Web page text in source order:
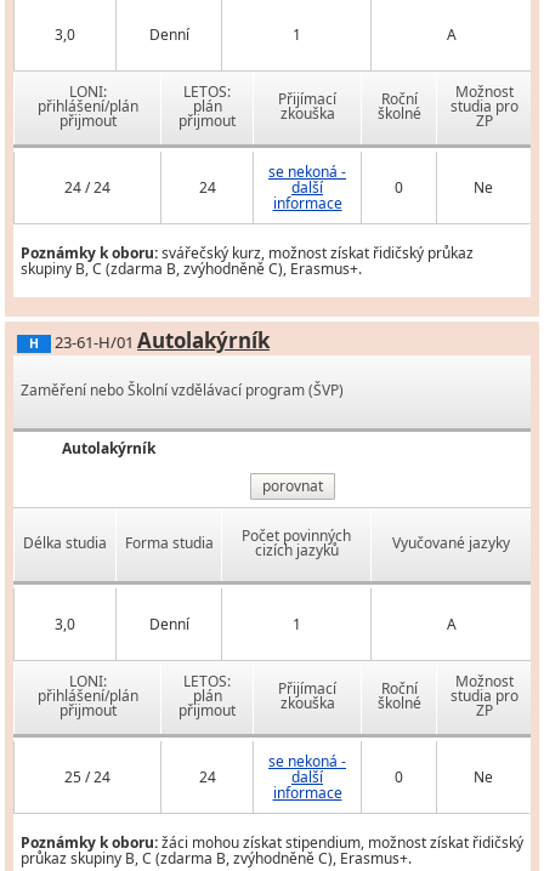
3,0 Denní 1 A
LONI:
přihlášení/plán
přijmout
LETOS:
plán
přijmout
Přijímací
zkouška
Roční
školné
Možnost
studia pro
ZP
24 / 24 24
se nekoná -
další
informace
0 Ne
Poznámky k oboru:svářečský kurz, možnost získat řidičský průkaz
skupiny B, C (zdarma B, zvýhodněně C), Erasmus+.
H 23-61-H/01 Autolakýrník
Zaměření nebo Školní vzdělávací program (ŠVP)
Autolakýrník
porovnat
Délka studia Forma studia Počet povinných
cizích jazyků Vyučované jazyky
3,0 Denní 1 A
LONI:
přihlášení/plán
přijmout
LETOS:
plán
přijmout
Přijímací
zkouška
Roční
školné
Možnost
studia pro
ZP
25 / 24 24
se nekoná -
další
informace
0 Ne
Poznámky k oboru:žáci mohou získat stipendium, možnost získat řidičský
průkaz skupiny B, C (zdarma B, zvýhodněně C), Erasmus+.